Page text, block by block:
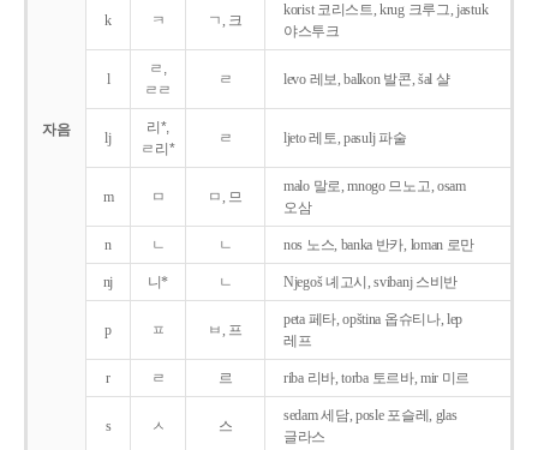
자음
k ㅋ ㄱ, 크
korist 코리스트, krug 크루그, jastuk
야스투크
l
ㄹ,
ㄹㄹ
ㄹ levo 레보, balkon 발콘, šal 샬
lj
리*,
ㄹ리*
ㄹ ljeto 레토, pasulj 파술
m ㅁ ㅁ, 므
malo 말로, mnogo 므노고, osam
오삼
n ㄴ ㄴ nos 노스, banka 반카, loman 로만
nj 니* ㄴ Njegoš 녜고시, svibanj 스비반
p ㅍ ㅂ, 프
peta 페타, opština 옵슈티나, lep
레프
r ㄹ 르 riba 리바, torba 토르바, mir 미르
s ㅅ 스
sedam 세담, posle 포슬레, glas
글라스